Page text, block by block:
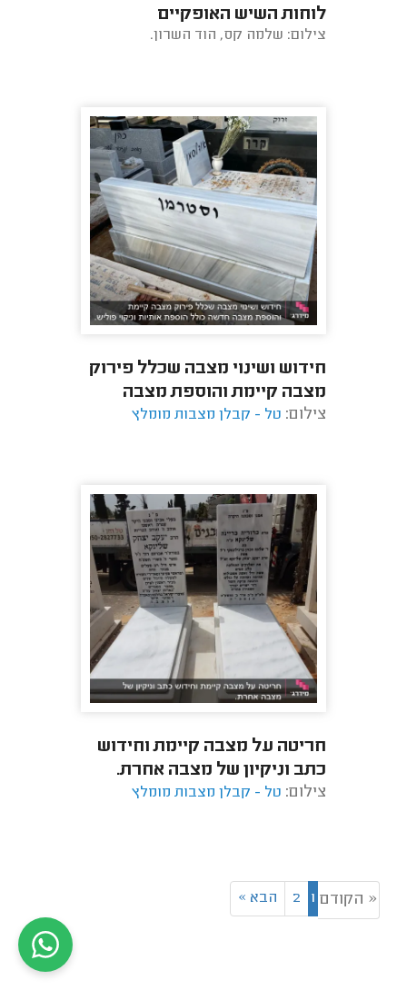
לוחות השיש האופקיים
באמצעות לחץ מים.
צילום: שלמה קס, הוד השרון.
חידוש ושינוי מצבה שכלל פירוק
מצבה קיימת והוספת מצבה
חדשה כולל הוספת אותיות וניקוי
צילום: טל - קבלן מצבות מומלץ
חריטה על מצבה קיימת וחידוש
כתב וניקיון של מצבה אחרת.
צילום: טל - קבלן מצבות מומלץ
« הקודם 1
2 הבא »